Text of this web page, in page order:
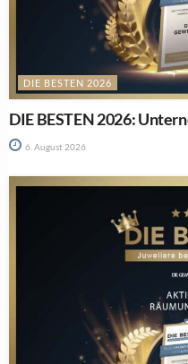
DIE BESTEN 2026
DIE BESTEN 2026:
6. August 2026